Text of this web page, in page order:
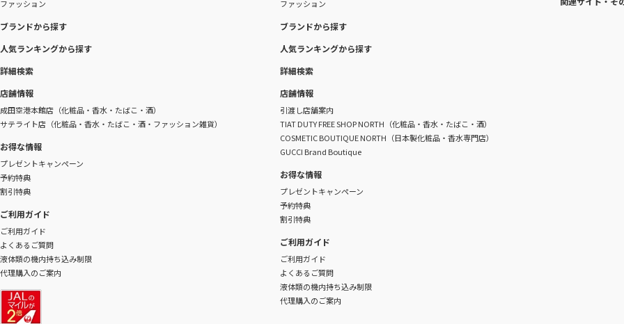
ファッション
ブランドから探す
人気ランキングから探す
詳細検索
店舗情報
成田空港本館店（化粧品・香水・たばこ・酒）
サテライト店（化粧品・香水・たばこ・酒・ファッション雑貨）
お得な情報
プレゼントキャンペーン
予約特典
割引特典
ご利用ガイド
ご利用ガイド
よくあるご質問
液体類の機内持ち込み制限
代理購入のご案内
ファッション
ブランドから探す
人気ランキングから探す
詳細検索
店舗情報
引渡し店舗案内
TIAT DUTY FREE SHOP NORTH（化粧品・香水・たばこ・酒）
COSMETIC BOUTIQUE NORTH（日本製化粧品・香水専門店）
GUCCI Brand Boutique
お得な情報
プレゼントキャンペーン
予約特典
割引特典
ご利用ガイド
ご利用ガイド
よくあるご質問
液体類の機内持ち込み制限
代理購入のご案内